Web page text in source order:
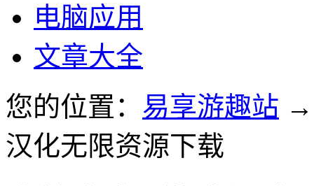
电脑应用
文章大全
您的位置： 易享游趣站
汉化无限资源下载